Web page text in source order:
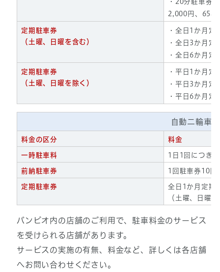
・20分駐車券
2,000円、65枚
定期駐車券
（土曜、日曜を含む）
・全日1か月定
・全日3か月定
・全日6か月定
定期駐車券
（土曜、日曜を除く）
・平日1か月定
・平日3か月定
・平日6か月定
自動二輪車
料金の区分 料金
一時駐車料 1日1回につき
前納駐車券 1回駐車券10回
定期駐車券
全日1か月定期
（土曜、日曜
バンビオ内の店舗のご利用で、駐車料金のサービス
を受けられる店舗があります。
サービスの実施の有無、料金など、詳しくは各店舗
へお問い合わせください。